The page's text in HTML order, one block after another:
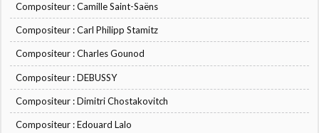
Compositeur : Camille Saint-Saëns
Compositeur : Carl Philipp Stamitz
Compositeur : Charles Gounod
Compositeur : DEBUSSY
Compositeur : Dimitri Chostakovitch
Compositeur : Edouard Lalo